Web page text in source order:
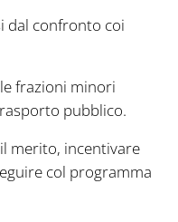
dal confronto coi
frazioni minori
pubblico.
merito, incentivare
col programma